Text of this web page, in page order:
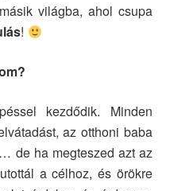
világba, ahol csupa
!
kezdődik. Minden
az otthoni baba
de ha megteszed azt az
a célhoz, és örökre